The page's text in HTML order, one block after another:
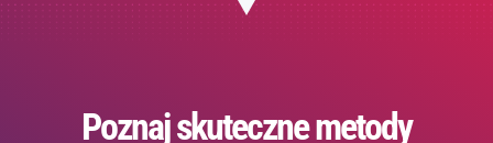
Poznaj skuteczne metody